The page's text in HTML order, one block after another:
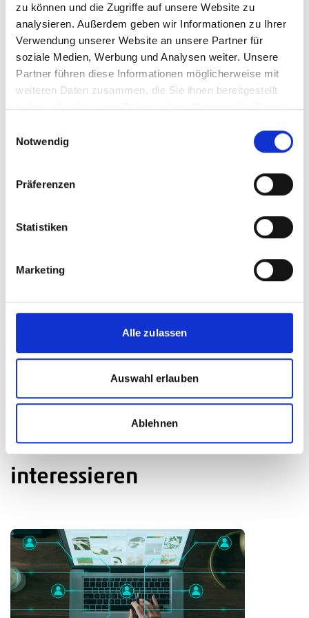
zu können und die Zugriffe auf unsere Website zu
analysieren. Außerdem geben wir Informationen zu Ihrer
Verwendung unserer Website an unsere Partner für
soziale Medien, Werbung und Analysen weiter. Unsere
Partner führen diese Informationen möglicherweise mit
weiteren Daten zusammen, die Sie ihnen bereitgestellt
haben oder die sie im Rahmen Ihrer Nutzung der Dienste
Notwendig
Präferenzen
Statistiken
Marketing
Alle zulassen
Auswahl erlauben
Ablehnen
SDZeCOM GmbH & Co. KG – Marketingleiter & Prokurist
Das könnte Sie auch
interessieren